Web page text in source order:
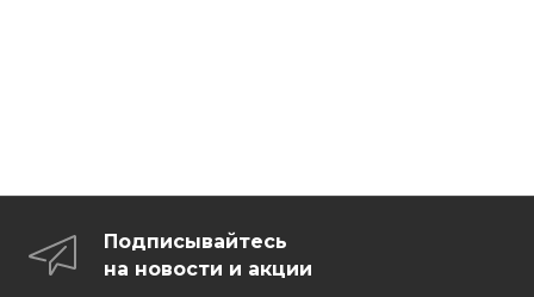
Подписывайтесь
на новости и акции